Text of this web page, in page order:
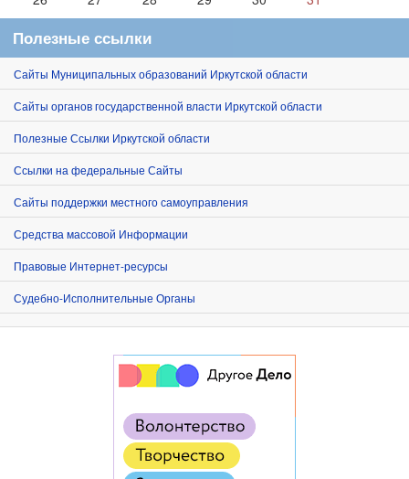
Полезные ссылки
Сайты Муниципальных образований Иркутской области
Сайты органов государственной власти Иркутской области
Полезные Ссылки Иркутской области
Ссылки на федеральные Сайты
Сайты поддержки местного самоуправления
Средства массовой Информации
Правовые Интернет-ресурсы
Судебно-Исполнительные Органы